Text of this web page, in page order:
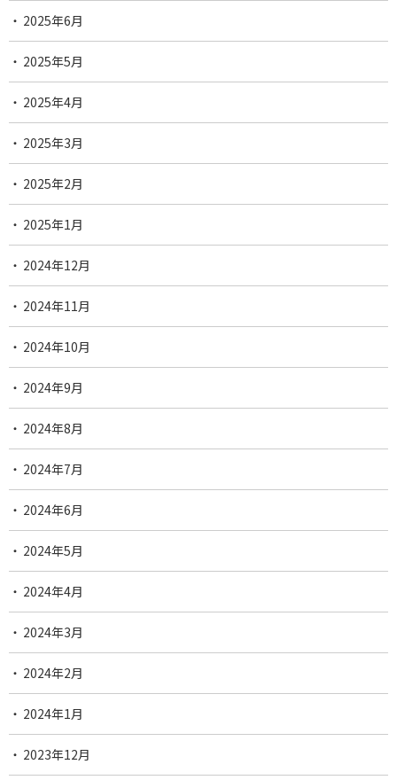
2025年6月
2025年5月
2025年4月
2025年3月
2025年2月
2025年1月
2024年12月
2024年11月
2024年10月
2024年9月
2024年8月
2024年7月
2024年6月
2024年5月
2024年4月
2024年3月
2024年2月
2024年1月
2023年12月